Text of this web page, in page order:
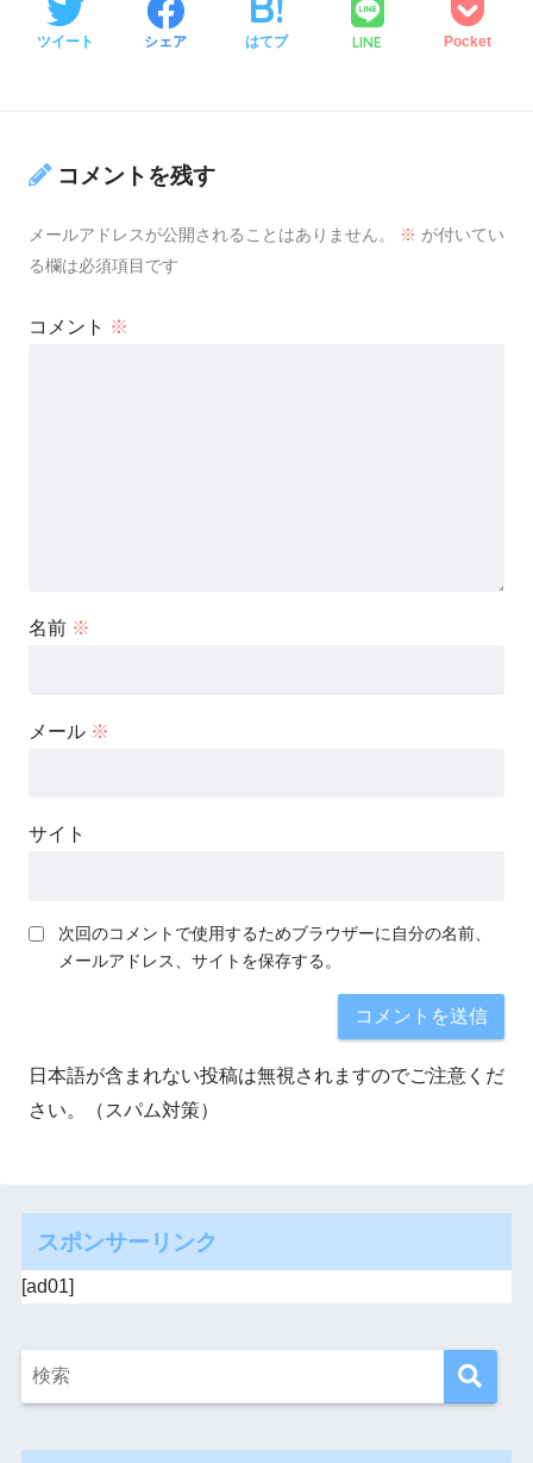
ツイート シェア はてブ LINE Pocket
コメントを残す
メールアドレスが公開されることはありません。 ※ が付いてい
る欄は必須項目です
コメント ※
名前 ※
メール ※
サイト
次回のコメントで使用するためブラウザーに自分の名前、
メールアドレス、サイトを保存する。
日本語が含まれない投稿は無視されますのでご注意くだ
さい。（スパム対策）
スポンサーリンク
[ad01]